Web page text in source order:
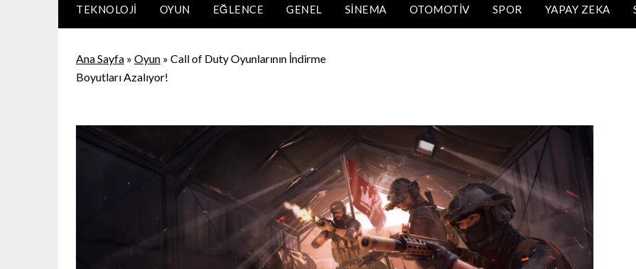
TEKNOLOJI OYUN EĞLENCE GENEL SINEMA OTOMOTIV SPOR YAPAY ZEKA
Ana Sayfa » Oyun » Call of Duty Oyunlarının İndirme
Boyutları Azalıyor!